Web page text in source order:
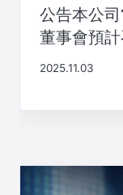
公告本公
董事會預
2025.11.03